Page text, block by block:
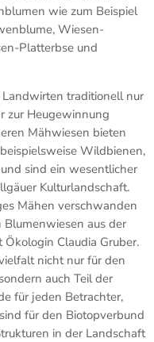
wie zum Beispiel
Wiesen-
Platterbse und
traditionell nur
zur Heugewinnung
Mähwiesen bieten
Wildbienen,
sind ein wesentlicher
Kulturlandschaft.
Mähen verschwanden
aus der
Claudia Gruber.
nicht nur für den
auch Teil der
für jeden Betrachter,
für den Biotopverbund
in der Landschaft